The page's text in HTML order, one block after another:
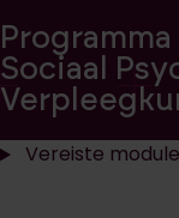
Programma
Sociaal
Vereiste